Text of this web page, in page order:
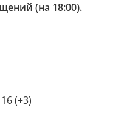
(на 18:00).
(+3)